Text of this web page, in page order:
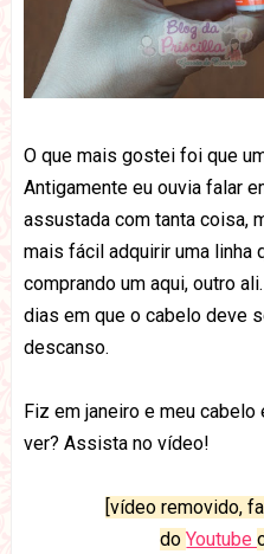
O que mais gostei foi que
Antigamente eu ouvia falar
assustada com tanta coisa,
mais fácil adquirir uma linha
comprando um aqui, outro
dias em que o cabelo deve
descanso.
Fiz em janeiro e meu
ver? Assista no vídeo!
[vídeo removido,
doYoutube